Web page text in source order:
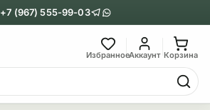
+7 (967) 555-99-03
ИзбранноеАккаунт Корзина
Главное
Трубки